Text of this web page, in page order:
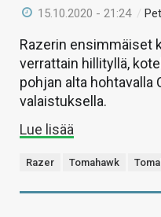
15.10.2020 - 21:24 /
Razerin ensimmäiset
verrattain hillityllä,
pohjan alta hohtavalla
valaistuksella.
Lue lisää
Razer Tomahawk